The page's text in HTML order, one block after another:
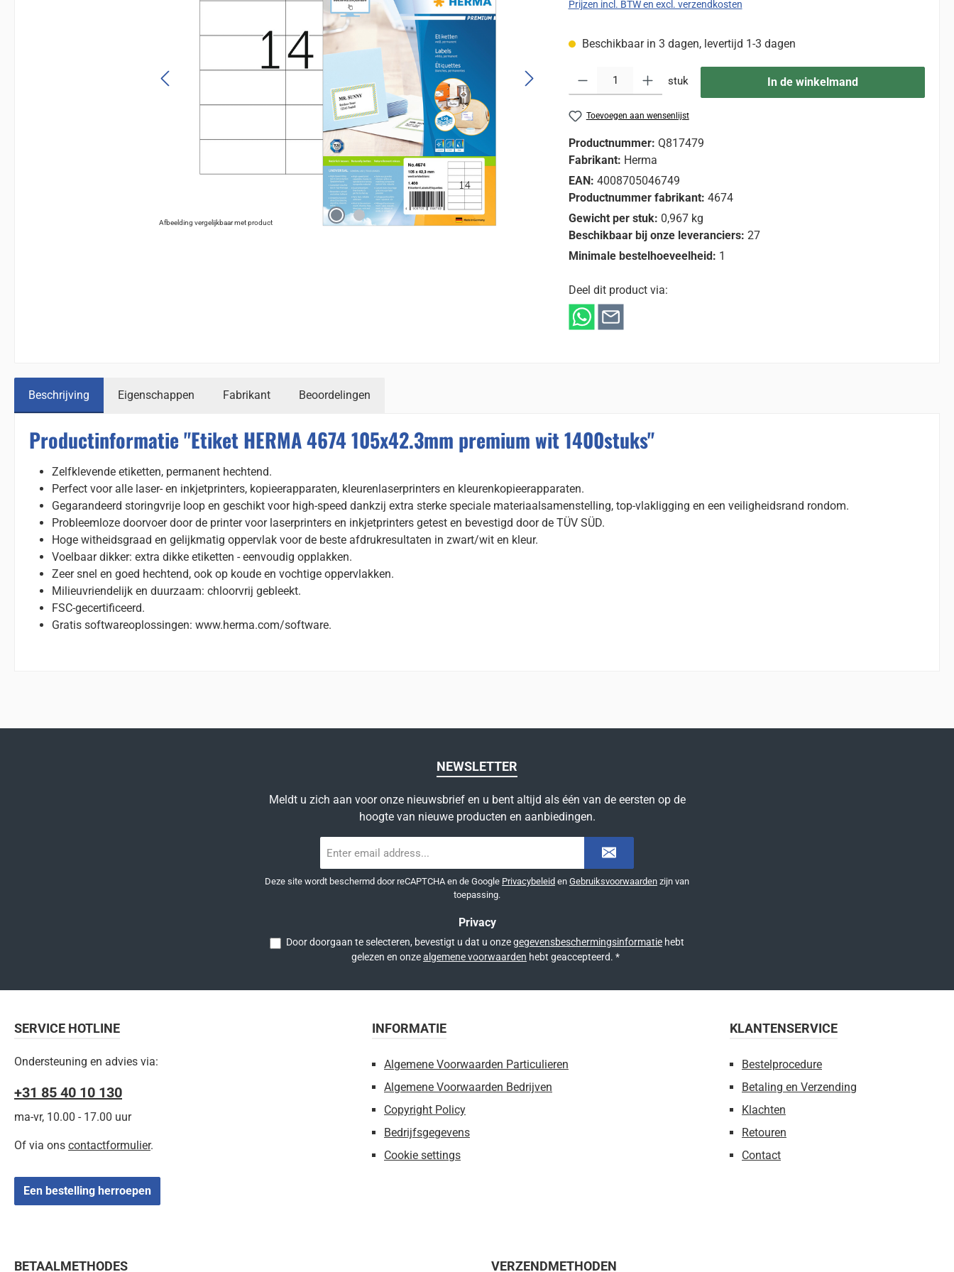
Afbeelding vergelijkbaar met product
Prijzen incl. BTW en excl. verzendkosten
Beschikbaar in 3 dagen, levertijd 1-3 dagen
Producthoeveelheid: Voer de gewenste hoeveelheid in of gebruik de knoppen om de
stuk In de winkelmand
Toevoegen aan wensenlijst
Productnummer: Q817479
Fabrikant: Herma
EAN: 4008705046749
Productnummer fabrikant: 4674
Gewicht per stuk: 0,967 kg
Beschikbaar bij onze leveranciers: 27
Minimale bestelhoeveelheid: 1
Deel dit product via:
Beschrijving Eigenschappen Fabrikant Beoordelingen
Productinformatie "Etiket HERMA 4674 105x42.3mm premium wit 1400stuks"
Zelfklevende etiketten, permanent hechtend.
Perfect voor alle laser- en inkjetprinters, kopieerapparaten, kleurenlaserprinters en kleurenkopieerapparaten.
Gegarandeerd storingvrije loop en geschikt voor high-speed dankzij extra sterke speciale materiaalsamenstelling, top-vlakligging en een veiligheidsrand rondom.
Probleemloze doorvoer door de printer voor laserprinters en inkjetprinters getest en bevestigd door de TÜV SÜD.
Hoge witheidsgraad en gelijkmatig oppervlak voor de beste afdrukresultaten in zwart/wit en kleur.
Voelbaar dikker: extra dikke etiketten - eenvoudig opplakken.
Zeer snel en goed hechtend, ook op koude en vochtige oppervlakken.
Milieuvriendelijk en duurzaam: chloorvrij gebleekt.
FSC-gecertificeerd.
Gratis softwareoplossingen: www.herma.com/software.
NEWSLETTER
Meldt u zich aan voor onze nieuwsbrief en u bent altijd als één van de eersten op de
hoogte van nieuwe producten en aanbiedingen.
mailadres
Deze site wordt beschermd door reCAPTCHA en de Google Privacybeleid en Gebruiksvoorwaarden zijn van
toepassing.
Privacy
Door doorgaan te selecteren, bevestigt u dat u onzegegevensbeschermingsinformatie hebt
gelezen en onzealgemene voorwaarden hebt geaccepteerd. *
SERVICE HOTLINE
Ondersteuning en advies via:
+31 85 40 10 130
ma-vr, 10.00 - 17.00 uur
Of via ons contactformulier.
Een bestelling herroepen
INFORMATIE
Algemene Voorwaarden Particulieren
Algemene Voorwaarden Bedrijven
Copyright Policy
Bedrijfsgegevens
Cookie settings
KLANTENSERVICE
Bestelprocedure
Betaling en Verzending
Klachten
Retouren
Contact
BETAALMETHODES VERZENDMETHODEN